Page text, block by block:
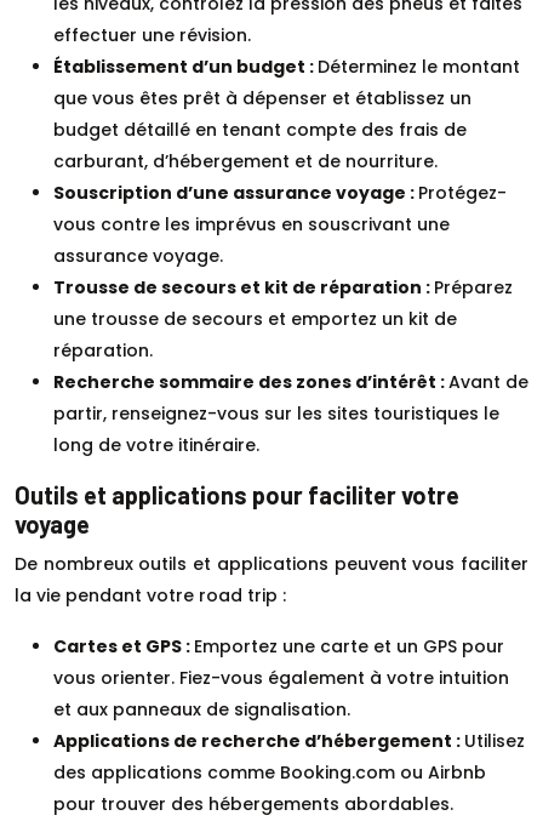
effectuer une révision.
Établissement d’un budget : Déterminez le montant
que vous êtes prêt à dépenser et établissez un
budget détaillé en tenant compte des frais de
carburant, d’hébergement et de nourriture.
Souscription d’une assurance voyage : Protégez-
vous contre les imprévus en souscrivant une
assurance voyage.
Trousse de secours et kit de réparation : Préparez
une trousse de secours et emportez un kit de
réparation.
Recherche sommaire des zones d’intérêt :Avant de
partir, renseignez-vous sur les sites touristiques le
long de votre itinéraire.
Outils et applications pour faciliter votre
voyage
De nombreux outils et applications peuvent vous faciliter
la vie pendant votre road trip :
Cartes et GPS : Emportez une carte et un GPS pour
vous orienter. Fiez-vous également à votre intuition
et aux panneaux de signalisation.
Applications de recherche d’hébergement : Utilisez
des applications comme Booking.com ou Airbnb
pour trouver des hébergements abordables.